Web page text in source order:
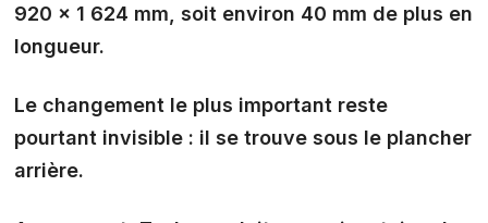
920 × 1 624 mm, soit environ 40 mm de plus en
longueur.
Le changement le plus important reste
pourtant invisible : il se trouve sous le plancher
arrière.